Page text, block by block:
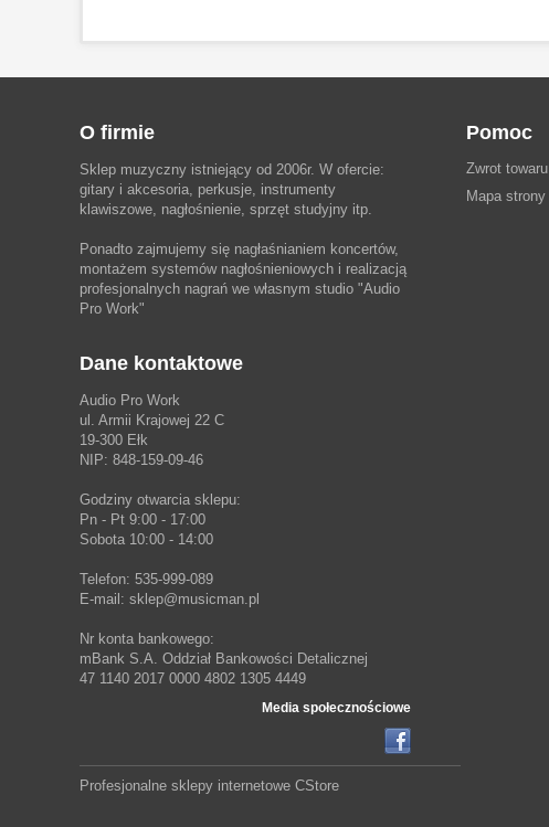
Pomoc
Zwrot towaru
Mapa strony
O firmie
Sklep muzyczny istniejący od 2006r. W ofercie:
gitary i akcesoria, perkusje, instrumenty
klawiszowe, nagłośnienie, sprzęt studyjny itp.
Ponadto zajmujemy się nagłaśnianiem koncertów,
montażem systemów nagłośnieniowych i realizacją
profesjonalnych nagrań we własnym studio "Audio
Pro Work"
Dane kontaktowe
Audio Pro Work
ul. Armii Krajowej 22 C
19-300 Ełk
NIP: 848-159-09-46
Godziny otwarcia sklepu:
Pn - Pt 9:00 - 17:00
Sobota 10:00 - 14:00
Telefon: 535-999-089
E-mail: sklep@musicman.pl
Nr konta bankowego:
mBank S.A. Oddział Bankowości Detalicznej
47 1140 2017 0000 4802 1305 4449
Media społecznościowe
Profesjonalne sklepy internetowe CStore